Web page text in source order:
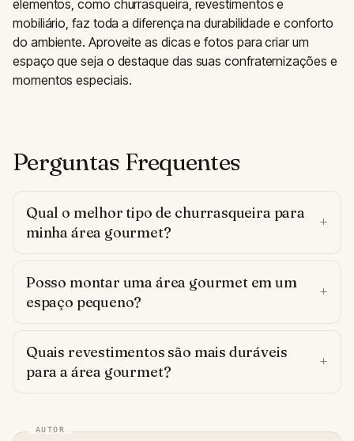
elementos, como churrasqueira, revestimentos e
mobiliário, faz toda a diferença na durabilidade e conforto
do ambiente. Aproveite as dicas e fotos para criar um
espaço que seja o destaque das suas confraternizações e
momentos especiais.
Perguntas Frequentes
Qual o melhor tipo de churrasqueira para
minha área gourmet?
Posso montar uma área gourmet em um
espaço pequeno?
Quais revestimentos são mais duráveis
para a área gourmet?